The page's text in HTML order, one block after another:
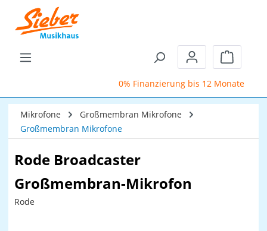
Zum Hauptinhalt springen
0% Finanzierung bis 12 Monate
Mikrofone
Großmembran Mikrofone
Großmembran Mikrofone
Rode Broadcaster
Großmembran-Mikrofon
Rode